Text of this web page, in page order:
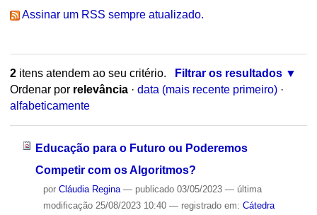
Assinar um RSS sempre atualizado.
2itens atendem ao seu critério.
Filtrar os resultados
Ordenar por relevância · data (mais recente primeiro) ·
alfabeticamente
Educação para o Futuro ou Poderemos
Competir com os Algoritmos?
por Cláudia Regina — publicado03/05/2023 — última
modificação25/08/2023 10:40 — registrado em: Cátedra